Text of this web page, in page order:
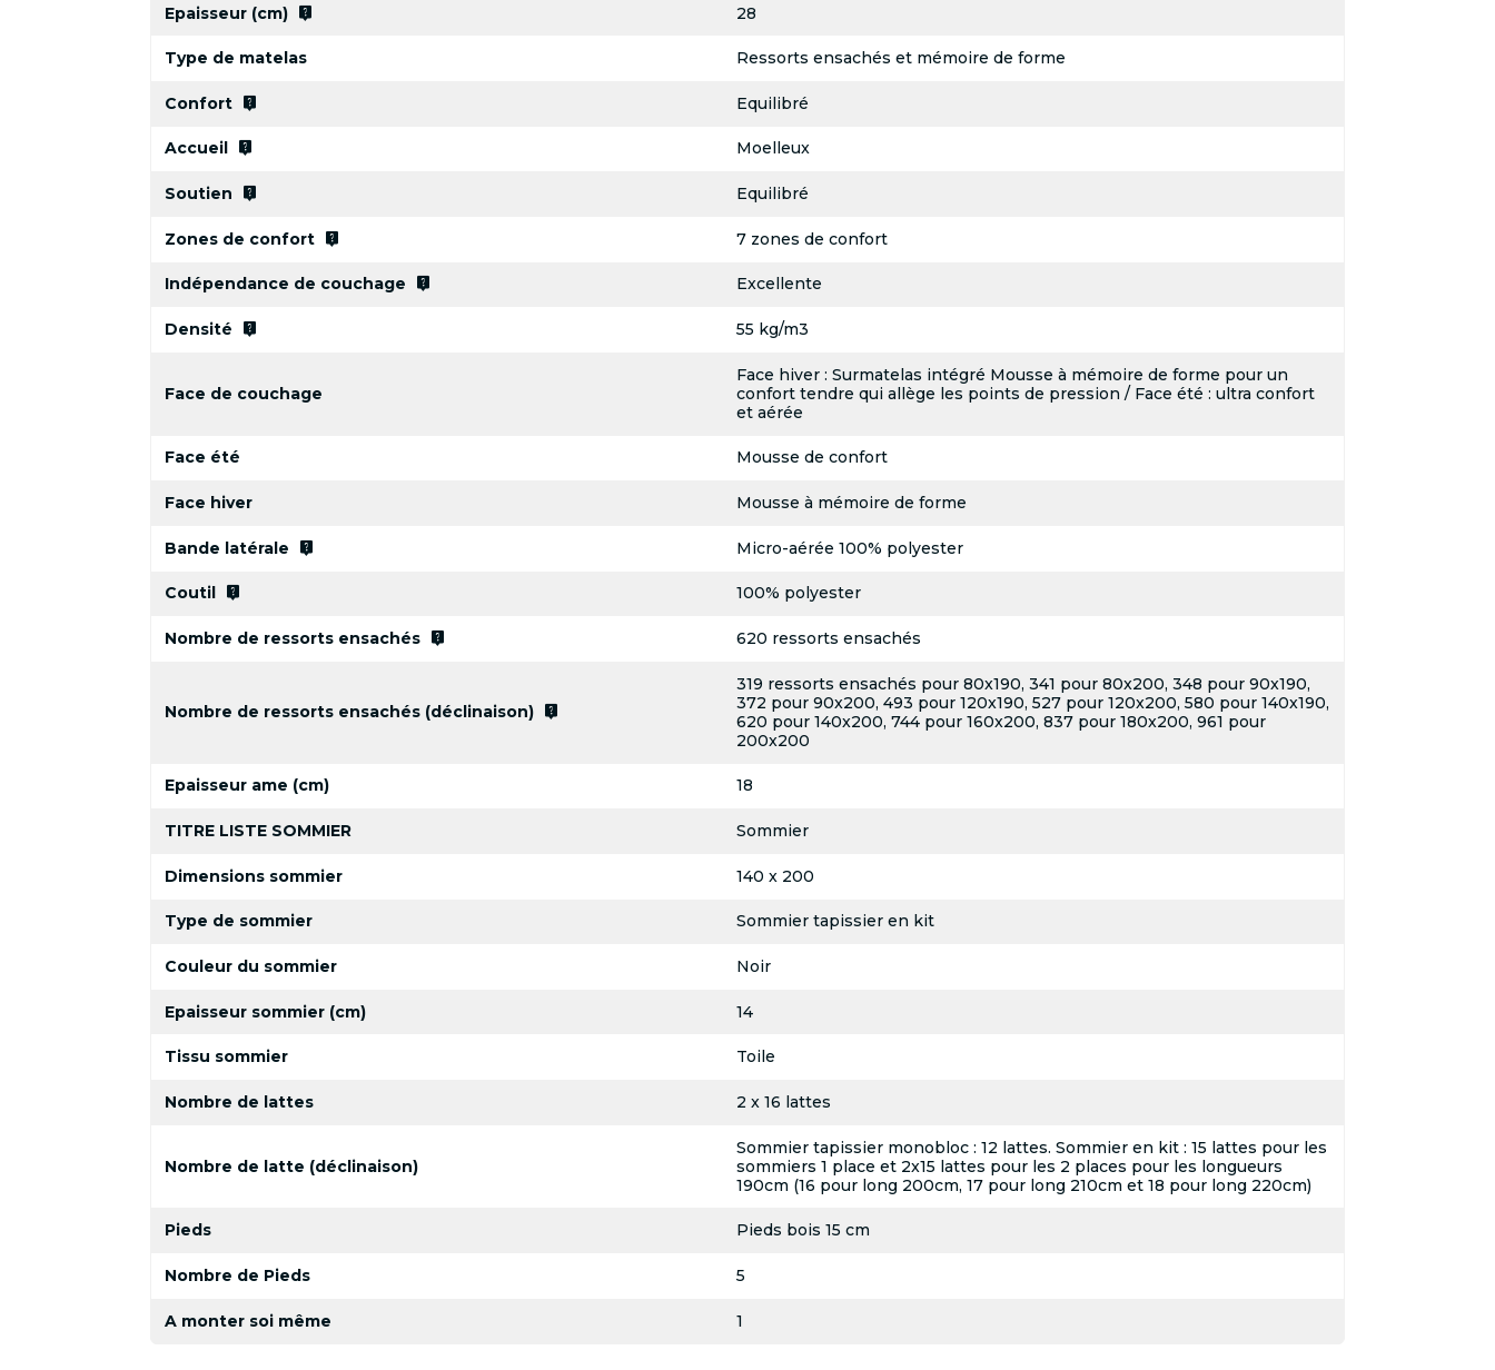
Epaisseur (cm) live_help 28
Type de matelas Ressorts ensachés et mémoire de forme
Confort live_help Equilibré
Accueil live_help Moelleux
Soutien live_help Equilibré
Zones de confort live_help 7 zones de confort
Indépendance de couchage live_help Excellente
Densité live_help 55 kg/m3
Face de couchage
Face hiver : Surmatelas intégré Mousse à mémoire de forme pour un
confort tendre qui allège les points de pression / Face été : ultra confort
et aérée
Face été Mousse de confort
Face hiver Mousse à mémoire de forme
Bande latérale live_help Micro-aérée 100% polyester
Coutil live_help 100% polyester
Nombre de ressorts ensachés live_help 620 ressorts ensachés
Nombre de ressorts ensachés (déclinaison) live_help
319 ressorts ensachés pour 80x190, 341 pour 80x200, 348 pour 90x190,
372 pour 90x200, 493 pour 120x190, 527 pour 120x200, 580 pour 140x190,
620 pour 140x200, 744 pour 160x200, 837 pour 180x200, 961 pour
200x200
Epaisseur ame (cm) 18
TITRE LISTE SOMMIER Sommier
Dimensions sommier 140 x 200
Type de sommier Sommier tapissier en kit
Couleur du sommier Noir
Epaisseur sommier (cm) 14
Tissu sommier Toile
Nombre de lattes 2 x 16 lattes
Nombre de latte (déclinaison)
Sommier tapissier monobloc : 12 lattes. Sommier en kit : 15 lattes pour les
sommiers 1 place et 2x15 lattes pour les 2 places pour les longueurs
190cm (16 pour long 200cm, 17 pour long 210cm et 18 pour long 220cm)
Pieds Pieds bois 15 cm
Nombre de Pieds 5
A monter soi même 1